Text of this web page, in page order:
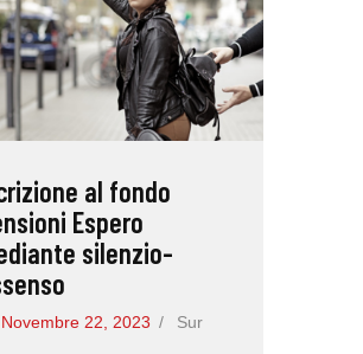
al fondo
Espero
silenzio-
Novembre 22, 2023 Sur